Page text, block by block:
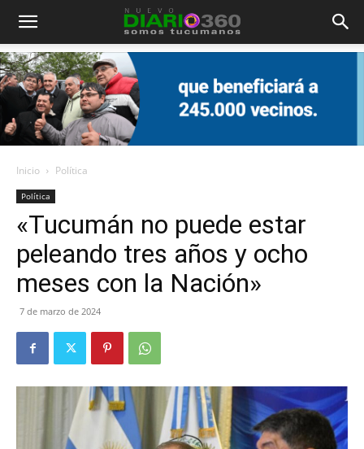
Diario
360
Inicio Política
Política
«Tucumán no puede estar
peleando tres años y ocho
meses con la Nación»
7 de marzo de 2024